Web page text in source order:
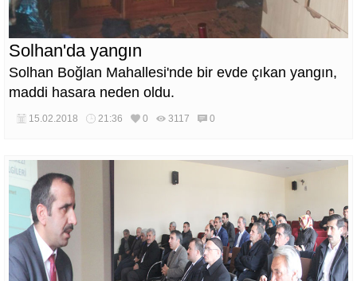
Solhan'da yangın
Solhan Boğlan Mahallesi'nde bir evde çıkan yangın,
maddi hasara neden oldu.
15.02.2018 21:36 0 3117 0